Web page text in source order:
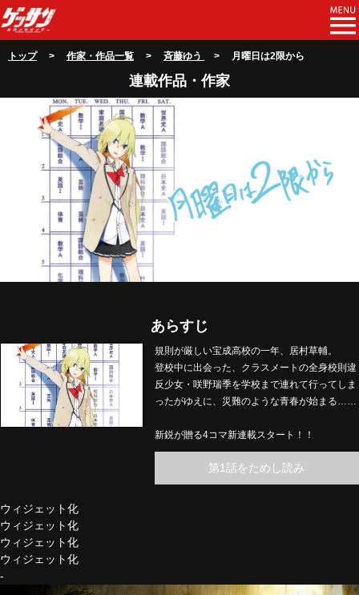
トップ> 作家・作品一覧 >斉藤ゆう > 月曜日は2限から
連載作品・作家
あらすじ
規則が厳しい宝成高校の一年、居村草輔。
登校中に出会った、クラスメートの全身校則違
反少女・咲野瑞季を学校まで連れて行ってしま
ったがゆえに、災難のような青春が始まる……
新鋭が贈る4コマ新連載スタート！！
第1話をためし読み
ウィジェット化
ウィジェット化
ウィジェット化
ウィジェット化
-